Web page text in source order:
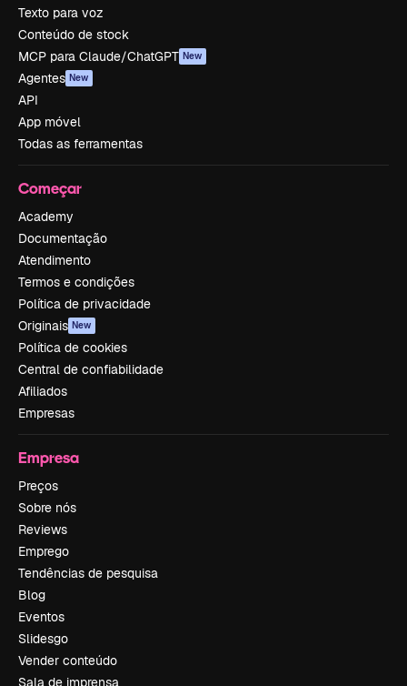
Texto para voz
Conteúdo de stock
MCP para Claude/ChatGPT New
Agentes New
API
App móvel
Todas as ferramentas
Começar
Academy
Documentação
Atendimento
Termos e condições
Política de privacidade
Originais New
Política de cookies
Central de confiabilidade
Afiliados
Empresas
Empresa
Preços
Sobre nós
Reviews
Emprego
Tendências de pesquisa
Blog
Eventos
Slidesgo
Vender conteúdo
Sala de imprensa